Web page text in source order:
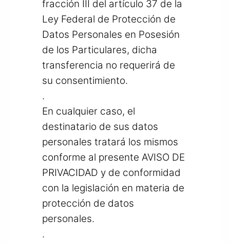
fracción III del artículo 37 de la
Ley Federal de Protección de
Datos Personales en Posesión
de los Particulares, dicha
transferencia no requerirá de
su consentimiento.
.
En cualquier caso, el
destinatario de sus datos
personales tratará los mismos
conforme al presente AVISO DE
PRIVACIDAD y de conformidad
con la legislación en materia de
protección de datos
personales.
.